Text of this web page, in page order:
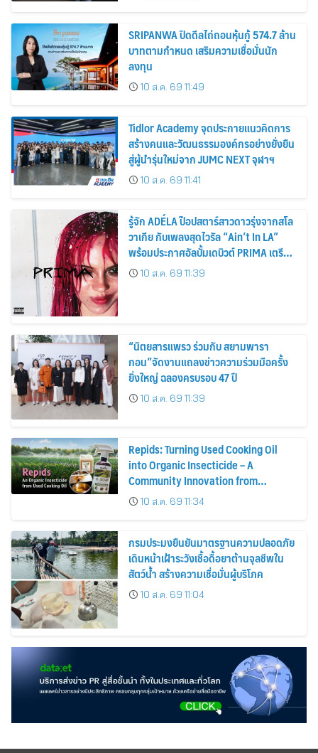
SRIPANWA ปิดดีลไถ่ถอนหุ้นกู้ 574.7 ล้าน
บาทตามกำหนด เสริมความเชื่อมั่นนัก
ลงทุน
10 ส.ค. 69 11:49
Tidlor Academy จุดประกายแนวคิดการ
สร้างคนและวัฒนธรรมองค์กรอย่างยั่งยืน
สู่ผู้นำรุ่นใหม่จาก JUMC NEXT จุฬาฯ
10 ส.ค. 69 11:41
รู้จัก ADÉLA ป๊อปสตาร์สาวดาวรุ่งจากสโล
วาเกีย กับเพลงสุดไวรัล “Ain’t In LA”
พร้อมประกาศอัลบั้มเดบิวต์ PRIMA เตรียม
ปล่อย 4 ก.ย. นี้
10 ส.ค. 69 11:39
“นิตยสารแพรว ร่วมกับ สยามพารา
กอน”จัดงานแถลงข่าวความร่วมมือครั้ง
ยิ่งใหญ่ ฉลองครบรอบ 47 ปี
10 ส.ค. 69 11:39
Repids: Turning Used Cooking Oil
into Organic Insecticide – A
Community Innovation from
Chulalongkorn University
10 ส.ค. 69 11:34
กรมประมงยืนยันมาตรฐานความปลอดภัย
เดินหน้าเฝ้าระวังเชื้อดื้อยาต้านจุลชีพใน
สัตว์น้ำ สร้างความเชื่อมั่นผู้บริโภค
10 ส.ค. 69 11:04